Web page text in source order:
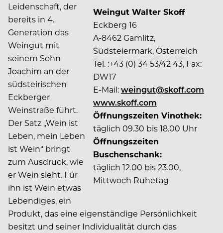
Weingut Walter Skoff
Eckberg 16
A-8462 Gamlitz,
Südsteiermark, Österreich
Tel. :+43 (0) 34 53/42 43, Fax:
DW17
E-Mail:weingut@skoff.com
www.skoff.com
Öffnungszeiten Vinothek:
täglich 09.30 bis 18.00 Uhr
Öffnungszeiten
Buschenschank:
täglich 12.00 bis 23.00,
Mittwoch Ruhetag
Leidenschaft, der
bereits in 4.
Generation das
Weingut mit
seinem Sohn
Joachim an der
südsteirischen
Eckberger
Weinstraße führt.
Der Satz „Wein ist
Leben, mein Leben
ist Wein“ bringt
zum Ausdruck, wie
er Wein sieht. Für
ihn ist Wein etwas
Lebendiges, ein
Produkt, das eine eigenständige Persönlichkeit
besitzt und seiner Individualität durch das